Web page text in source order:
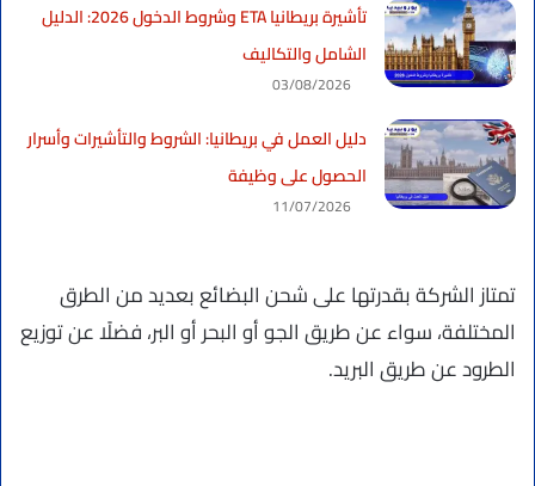
تأشيرة بريطانيا ETA وشروط الدخول 2026: الدليل
الشامل والتكاليف
03/08/2026
دليل العمل في بريطانيا: الشروط والتأشيرات وأسرار
الحصول على وظيفة
11/07/2026
تمتاز الشركة بقدرتها على شحن البضائع بعديد من الطرق
المختلفة، سواء عن طريق الجو أو البحر أو البر، فضلًا عن توزيع
الطرود عن طريق البريد.